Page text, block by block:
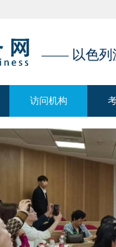
—— 以色列
访问机构
访问机构